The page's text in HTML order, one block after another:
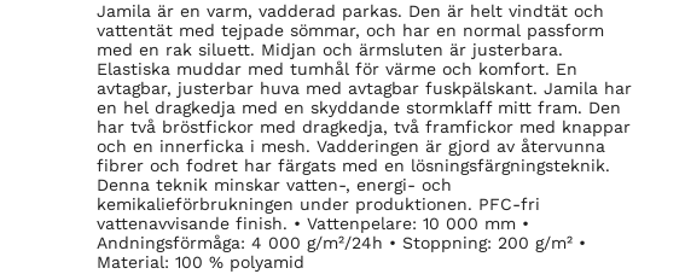
Jamila är en varm, vadderad parkas. Den är helt vindtät och
vattentät med tejpade sömmar, och har en normal passform
med en rak siluett. Midjan och ärmsluten är justerbara.
Elastiska muddar med tumhål för värme och komfort. En
avtagbar, justerbar huva med avtagbar fuskpälskant. Jamila har
en hel dragkedja med en skyddande stormklaff mitt fram. Den
har två bröstfickor med dragkedja, två framfickor med knappar
och en innerficka i mesh. Vadderingen är gjord av återvunna
fibrer och fodret har färgats med en lösningsfärgningsteknik.
Denna teknik minskar vatten-, energi- och
kemikalieförbrukningen under produktionen. PFC-fri
vattenavvisande finish. • Vattenpelare: 10 000 mm •
Andningsförmåga: 4 000 g/m²/24h • Stoppning: 200 g/m² •
Material: 100 % polyamid